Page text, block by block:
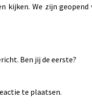
kijken. We zijn
Ben jij de eerste?
te plaatsen.